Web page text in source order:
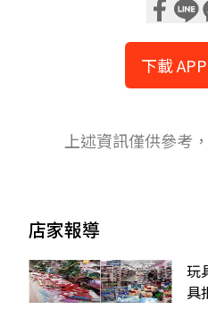
下載
上述資訊僅供參考
店家報導
玩
具